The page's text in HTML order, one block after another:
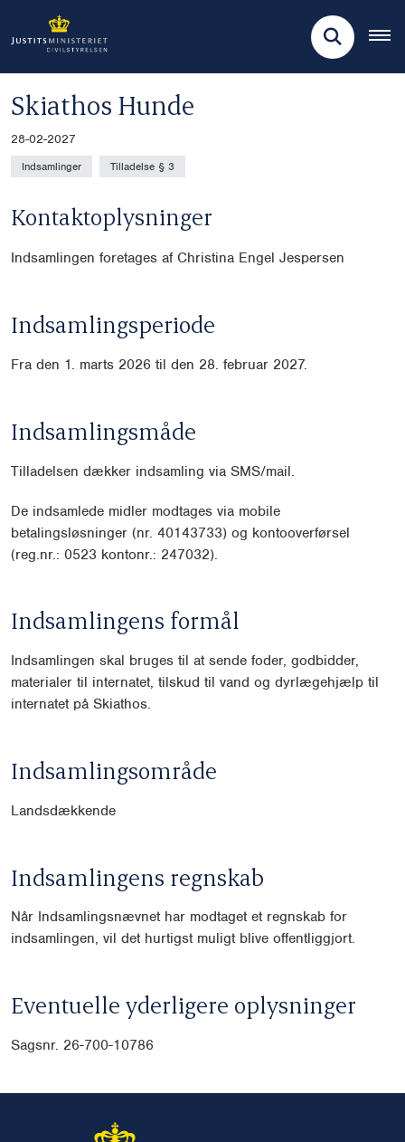
Skiathos Hunde
28-02-2027
Indsamlinger Tilladelse § 3
Kontaktoplysninger
Indsamlingen foretages af Christina Engel Jespersen
Indsamlingsperiode
Fra den 1. marts 2026 til den 28. februar 2027.
Indsamlingsmåde
Tilladelsen dækker indsamling via SMS/mail.
De indsamlede midler modtages via mobile
betalingsløsninger (nr. 40143733) og kontooverførsel
(reg.nr.: 0523 kontonr.: 247032).
Indsamlingens formål
Indsamlingen skal bruges til at sende foder, godbidder,
materialer til internatet, tilskud til vand og dyrlægehjælp til
internatet på Skiathos.
Indsamlingsområde
Landsdækkende
Indsamlingens regnskab
Når Indsamlingsnævnet har modtaget et regnskab for
indsamlingen, vil det hurtigst muligt blive offentliggjort.
Eventuelle yderligere oplysninger
Sagsnr. 26-700-10786